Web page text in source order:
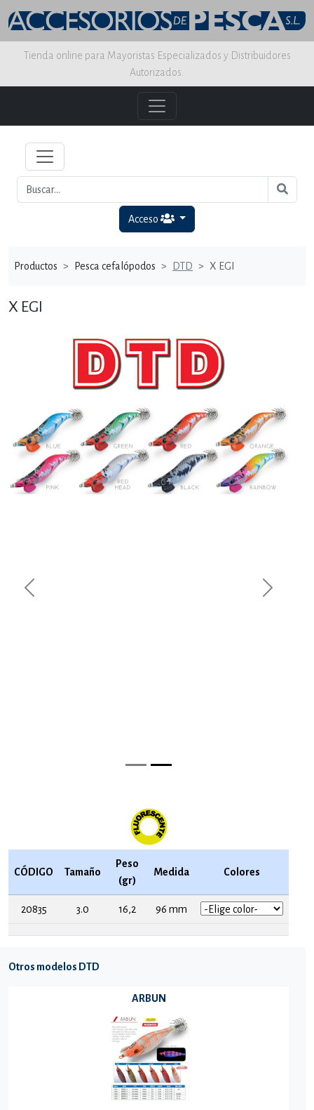
Tienda online para Mayoristas Especializados y Distribuidores
Autorizados.
Acceso
Productos Pesca cefalópodos DTD X EGI
X EGI
Previous Next
CÓDIGO Tamaño
Peso
(gr)
Medida Colores
20835 3.0 16,2 96 mm
Otros modelos DTD
ARBUN